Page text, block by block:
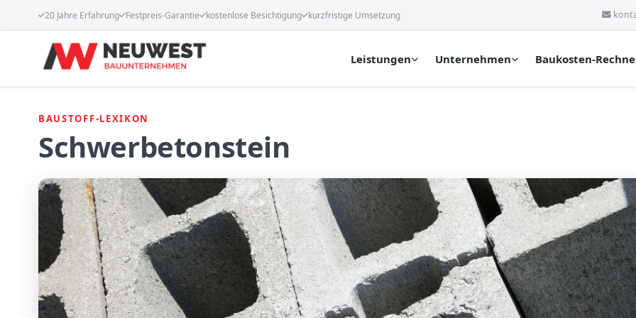
20 Jahre Erfahrung Festpreis-Garantie kostenlose Besichtigung kurzfristige Umsetzung
Leistungen Unternehmen Baukosten-
BAUSTOFF-LEXIKON
Schwerbetonstein